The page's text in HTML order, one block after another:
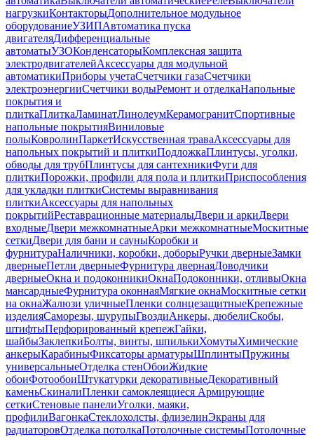
нагрузкиКонтакторыДополнительное модульное
оборудованиеУЗИПАвтоматика пуска
двигателяДифференциальные
автоматыУЗОКонденсаторыКомплексная защита
электродвигателейАксессуары для модульной
автоматикиПриборы учетаСчетчики газаСчетчики
электроэнергииСчетчики водыРемонт и отделкаНапольные
покрытия и
плиткаПлиткаЛаминатЛинолеумКерамогранитСпортивные
напольные покрытияВиниловые
полыКовролинПаркетИскусственная траваАксессуары для
напольных покрытий и плиткиПодложкаПлинтусы, уголки,
обводы для трубПлинтусы для сантехникиФуги для
плиткиПорожки, профили для пола и плиткиПриспособления
для укладки плиткиСистемы выравнивания
плиткиАксессуары для напольных
покрытийРеставрационные материалыДвери и аркиДвери
входныеДвери межкомнатныеАрки межкомнатныеМоскитные
сеткиДвери для бани и сауныКоробки и
фурнитураНаличники, коробки, доборыРучки дверныеЗамки
дверныеПетли дверныеФурнитура двернаяДоводчики
дверныеОкна и подоконникиОкнаПодоконники, отливыОкна
мансардныеФурнитура оконнаяМягкие окнаМоскитные сетки
на окнаЖалюзи уличныеПленки солнцезащитныеКрепежные
изделияСаморезы, шурупыГвоздиАнкеры, дюбелиСкобы,
штифтыПерфорированный крепежГайки,
шайбыЗаклепкиБолты, винты, шпилькиХомутыХимические
анкерыКарабиныФиксаторы арматурыШплинтыПружины
универсальныеОтделка стенОбоиЖидкие
обоиФотообоиШтукатурки декоративныеДекоративный
каменьСкиналиПленки самоклеящиеся Армирующие
сеткиСтеновые панелиУголки, маяки,
профилиВагонкаСтеклохолсты, флизелинЭкраны для
радиаторовОтделка потолкаПотолочные системыПотолочные